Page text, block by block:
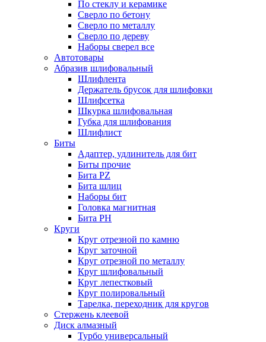
По стеклу и керамике
Сверло по бетону
Сверло по металлу
Сверло по дереву
Наборы сверел все
Автотовары
Абразив шлифовальный
Шлифлента
Держатель брусок для шлифовки
Шлифсетка
Шкурка шлифовальная
Губка для шлифования
Шлифлист
Биты
Адаптер, удлинитель для бит
Биты прочие
Бита PZ
Бита шлиц
Наборы бит
Головка магнитная
Бита PH
Круги
Круг отрезной по камню
Круг заточной
Круг отрезной по металлу
Круг шлифовальный
Круг лепестковый
Круг полировальный
Тарелка, переходник для кругов
Стержень клеевой
Диск алмазный
Турбо универсальный